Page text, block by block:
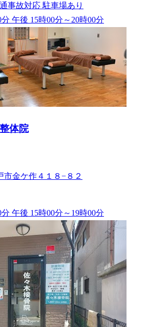
事故対応 駐車場あり
午後 15時00分～20時00分
体院
市金ケ作４１８−８２
午後 15時00分～19時00分